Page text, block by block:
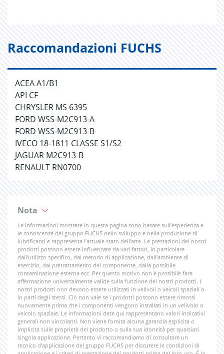
Raccomandazioni FUCHS
ACEA A1/B1
API CF
CHRYSLER MS 6395
FORD WSS-M2C913-A
FORD WSS-M2C913-B
IVECO 18-1811 CLASSE S1/S2
JAGUAR M2C913-B
RENAULT RN0700
Nota
Le informazioni mostrate in questa pagina sono basate sull’esperienza e
le conoscenze del gruppo FUCHS nello sviluppo e nella produzione di
lubrificanti e rappresenta l’attuale stato dell’arte. Le prestazioni dei nostri
prodotti possono essere influenzate da vari fattori, in particolare
dall’utilizzo specifico, dal metodo di applicazione, dall’ambiente di
esercizio, dal pretrattamento del componente, dalla possibile
contaminazione esterna ecc. Per questo motivo non è possibile fare
affermazione universalmente valide sulla funzione dei nostri prodotti. I
nostri prodotti non devono essere utilizzati in velivoli o veicoli spaziali o
in parti degli stessi. Ciò non vale se i prodotti possono essere rimossi
nuovamente prima che i componenti vengono installati in un velivolo o
veicolo spaziale. Le informazioni date qui rappresentano valori indicativi
generali non vincolanti. Non viene fornita alcuna garanzia esplicita o
implicita sulle proprietà del prodotto o sulla sua idoneità per qualsiasi
singola applicazione. Pertanto vi raccomandiamo di consultare un
tecnico d’applicazione del gruppo FUCHS per discutere le condizioni di